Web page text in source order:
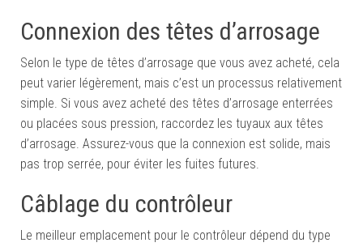
Connexion des têtes d’arrosage
Selon le type de têtes d’arrosage que vous avez acheté, cela
peut varier légèrement, mais c’est un processus relativement
simple. Si vous avez acheté des têtes d’arrosage enterrées
ou placées sous pression, raccordez les tuyaux aux têtes
d’arrosage. Assurez-vous que la connexion est solide, mais
pas trop serrée, pour éviter les fuites futures.
Câblage du contrôleur
Le meilleur emplacement pour le contrôleur dépend du type